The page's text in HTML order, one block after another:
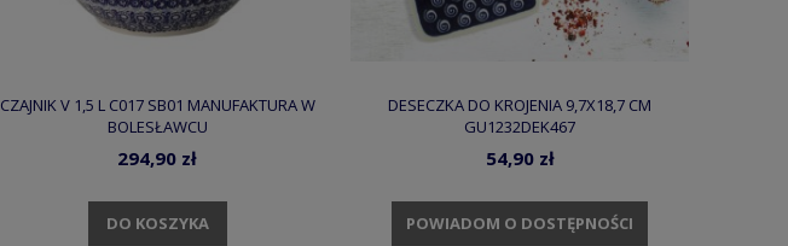
CZAJNIK V 1,5 L C017 SB01 MANUFAKTURA W
BOLESŁAWCU
294,90 zł
DO KOSZYKA
DESECZKA DO KROJENIA 9,7X18,7 CM
GU1232DEK467
54,90 zł
POWIADOM O DOSTĘPNOŚCI